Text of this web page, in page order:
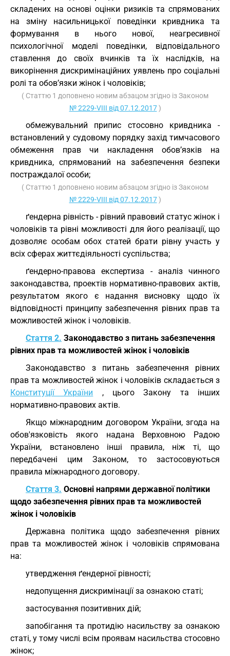
складених на основі оцінки ризиків та спрямованих
на зміну насильницької поведінки кривдника та
формування в нього нової, неагресивної
психологічної моделі поведінки, відповідального
ставлення до своїх вчинків та їх наслідків, на
викорінення дискримінаційних уявлень про соціальні
ролі та обов’язки жінок і чоловіків;
( Статтю 1 доповнено новим абзацом згідно із Законом
№ 2229-VIII від 07.12.2017)
обмежувальний припис стосовно кривдника -
встановлений у судовому порядку захід тимчасового
обмеження прав чи накладення обов’язків на
кривдника, спрямований на забезпечення безпеки
постраждалої особи;
( Статтю 1 доповнено новим абзацом згідно із Законом
№ 2229-VIII від 07.12.2017)
ґендерна рівність - рівний правовий статус жінок і
чоловіків та рівні можливості для його реалізації, що
дозволяє особам обох статей брати рівну участь у
всіх сферах життєдіяльності суспільства;
ґендерно-правова експертиза - аналіз чинного
законодавства, проектів нормативно-правових актів,
результатом якого є надання висновку щодо їх
відповідності принципу забезпечення рівних прав та
можливостей жінок і чоловіків.
Стаття 2. Законодавство з питань забезпечення
рівних прав та можливостей жінок і чоловіків
Законодавство з питань забезпечення рівних
прав та можливостей жінок і чоловіків складається з
Конституції України , цього Закону та інших
нормативно-правових актів.
Якщо міжнародним договором України, згода на
обов'язковість якого надана Верховною Радою
України, встановлено інші правила, ніж ті, що
передбачені цим Законом, то застосовуються
правила міжнародного договору.
Стаття 3. Основні напрями державної політики
щодо забезпечення рівних прав та можливостей
жінок і чоловіків
Державна політика щодо забезпечення рівних
прав та можливостей жінок і чоловіків спрямована
на:
утвердження ґендерної рівності;
недопущення дискримінації за ознакою статі;
застосування позитивних дій;
запобігання та протидію насильству за ознакою
статі, у тому числі всім проявам насильства стосовно
жінок;